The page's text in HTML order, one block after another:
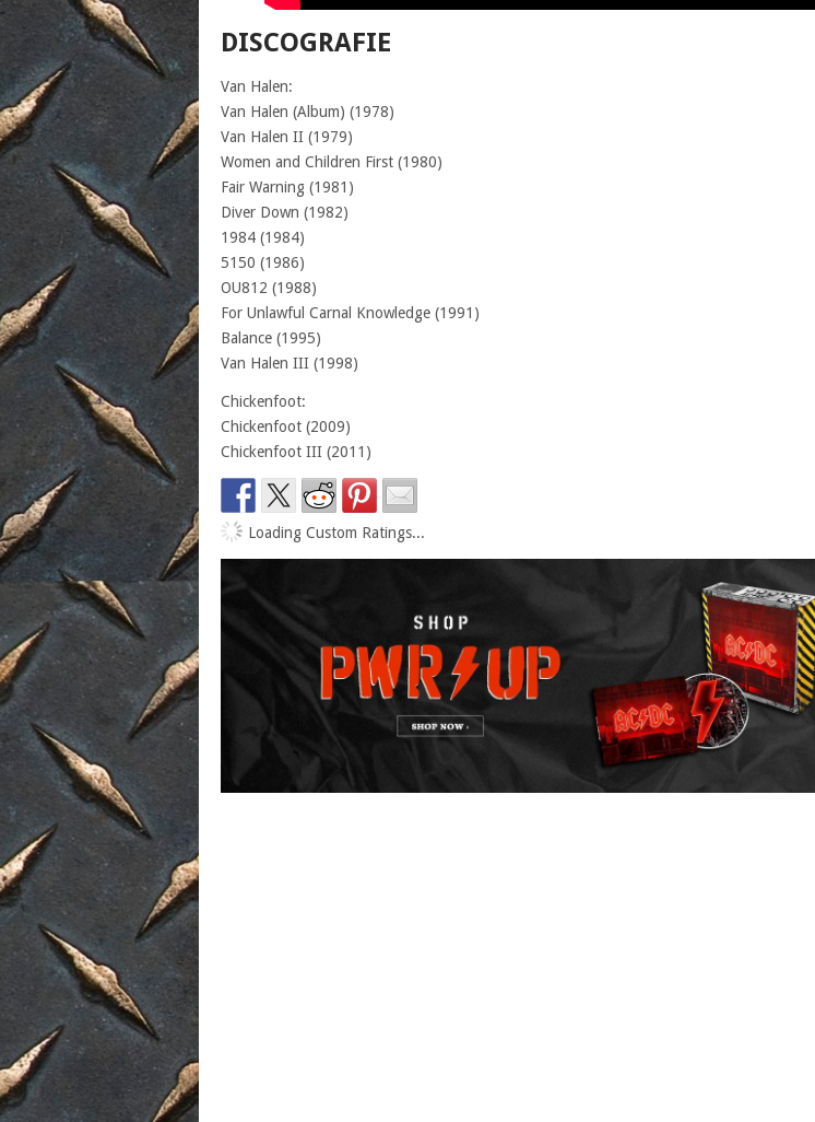
DISCOGRAFIE
Van Halen:
Van Halen (Album) (1978)
Van Halen II (1979)
Women and Children First (1980)
Fair Warning (1981)
Diver Down (1982)
1984 (1984)
5150 (1986)
OU812 (1988)
For Unlawful Carnal Knowledge (1991)
Balance (1995)
Van Halen III (1998)
Chickenfoot:
Chickenfoot (2009)
Chickenfoot III (2011)
Loading Custom Ratings...